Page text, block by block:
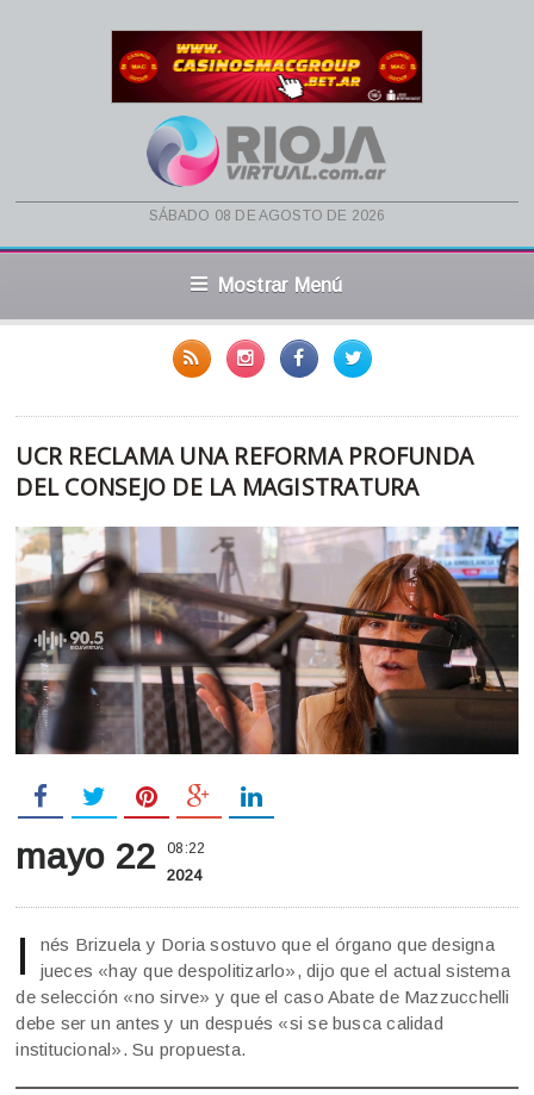
sábado 08 de agosto de 2026
Mostrar Menú
UCR RECLAMA UNA REFORMA PROFUNDA
DEL CONSEJO DE LA MAGISTRATURA
mayo 22 08:22
2024
I
nés Brizuela y Doria sostuvo que el órgano que designa
jueces «hay que despolitizarlo», dijo que el actual sistema
de selección «no sirve» y que el caso Abate de Mazzucchelli
debe ser un antes y un después «si se busca calidad
institucional». Su propuesta.